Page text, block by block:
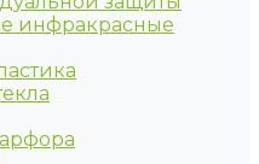
инфракрасные